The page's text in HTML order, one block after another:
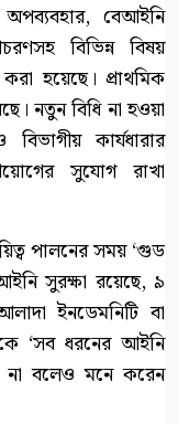
বেআইনি
বিভিন্ন বিষয়
হয়েছে। প্রাথমিক
নতুন বিধি না হওয়া
কার্যধারার
সুযোগ রাখা
পালনের সময় ‘গুড
সুরক্ষা রয়েছে, ৯
ইনডেমনিটি বা
‘সব ধরনের আইনি
না বলেও মনে করেন